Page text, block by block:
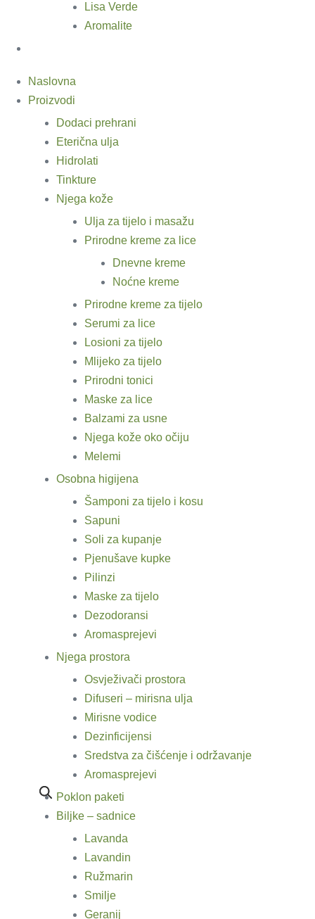
Lisa Verde
Aromalite
Naslovna
Proizvodi
Dodaci prehrani
Eterična ulja
Hidrolati
Tinkture
Njega kože
Ulja za tijelo i masažu
Prirodne kreme za lice
Dnevne kreme
Noćne kreme
Prirodne kreme za tijelo
Serumi za lice
Losioni za tijelo
Mlijeko za tijelo
Prirodni tonici
Maske za lice
Balzami za usne
Njega kože oko očiju
Melemi
Osobna higijena
Šamponi za tijelo i kosu
Sapuni
Soli za kupanje
Pjenušave kupke
Pilinzi
Maske za tijelo
Dezodoransi
Aromasprejevi
Njega prostora
Osvježivači prostora
Difuseri – mirisna ulja
Mirisne vodice
Dezinficijensi
Sredstva za čišćenje i održavanje
Aromasprejevi
Poklon paketi
Biljke – sadnice
Lavanda
Lavandin
Ružmarin
Smilje
Geranij